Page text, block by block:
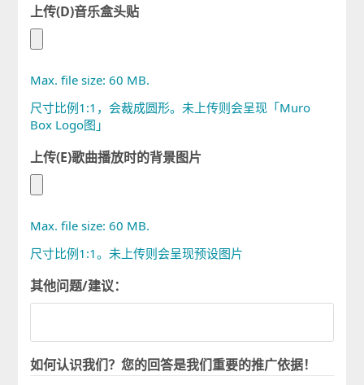
上传(D)音乐盒头贴
Max. file size: 60 MB.
尺寸比例1:1，会裁成圆形。未上传则会呈现「Muro
Box Logo图」
上传(E)歌曲播放时的背景图片
Max. file size: 60 MB.
尺寸比例1:1。未上传则会呈现预设图片
其他问题/建议：
如何认识我们？您的回答是我们重要的推广依据！